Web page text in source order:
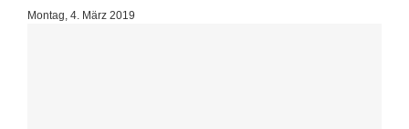
Montag, 4. März 2019